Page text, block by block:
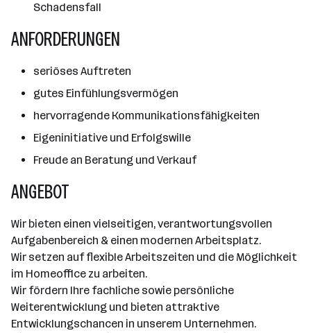
Schadensfall
ANFORDERUNGEN
seriöses Auftreten
gutes Einfühlungsvermögen
hervorragende Kommunikationsfähigkeiten
Eigeninitiative und Erfolgswille
Freude an Beratung und Verkauf
ANGEBOT
Wir bieten einen vielseitigen, verantwortungsvollen
Aufgabenbereich & einen modernen Arbeitsplatz.
Wir setzen auf flexible Arbeitszeiten und die Möglichkeit
im Homeoffice zu arbeiten.
Wir fördern Ihre fachliche sowie persönliche
Weiterentwicklung und bieten attraktive
Entwicklungschancen in unserem Unternehmen.